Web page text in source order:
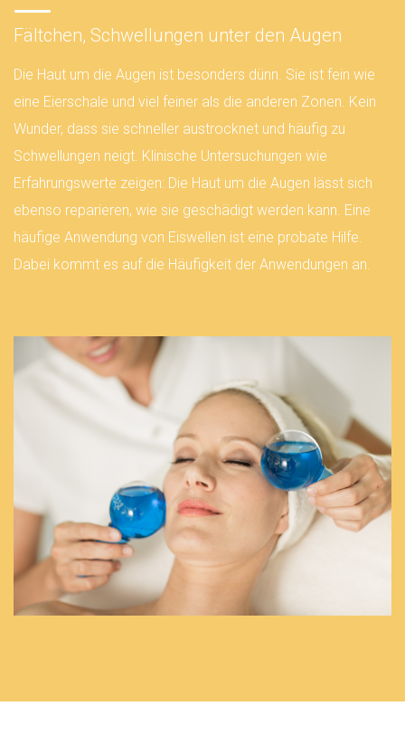
Fältchen, Schwellungen unter den Augen
Die Haut um die Augen ist besonders dünn. Sie ist fein wie
eine Eierschale und viel feiner als die anderen Zonen. Kein
Wunder, dass sie schneller austrocknet und häufig zu
Schwellungen neigt. Klinische Untersuchungen wie
Erfahrungswerte zeigen: Die Haut um die Augen lässt sich
ebenso reparieren, wie sie geschädigt werden kann. Eine
häufige Anwendung von Eiswellen ist eine probate Hilfe.
Dabei kommt es auf die Häufigkeit der Anwendungen an.